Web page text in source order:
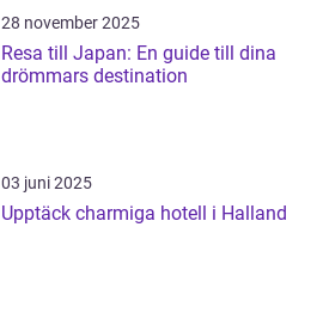
28 november 2025
Resa till Japan: En guide till dina
drömmars destination
03 juni 2025
Upptäck charmiga hotell i Halland